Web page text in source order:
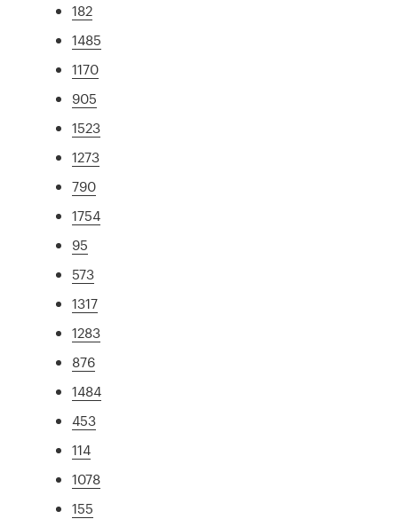
182
1485
1170
905
1523
1273
790
1754
95
573
1317
1283
876
1484
453
114
1078
155